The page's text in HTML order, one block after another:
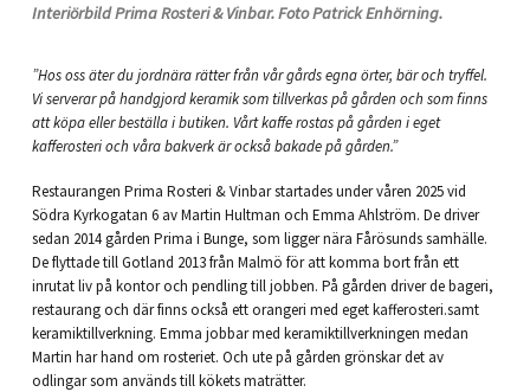
Interiörbild Prima Rosteri & Vinbar. Foto Patrick Enhörning.
”Hos oss äter du jordnära rätter från vår gårds egna örter, bär och tryffel.
Vi serverar på handgjord keramik som tillverkas på gården och som finns
att köpa eller beställa i butiken. Vårt kaffe rostas på gården i eget
kafferosteri och våra bakverk är också bakade på gården.”
Restaurangen Prima Rosteri & Vinbar startades under våren 2025 vid
Södra Kyrkogatan 6 av Martin Hultman och Emma Ahlström. De driver
sedan 2014 gården Prima i Bunge, som ligger nära Fårösunds samhälle.
De flyttade till Gotland 2013 från Malmö för att komma bort från ett
inrutat liv på kontor och pendling till jobben. På gården driver de bageri,
restaurang och där finns också ett orangeri med eget kafferosteri.samt
keramiktillverkning. Emma jobbar med keramiktillverkningen medan
Martin har hand om rosteriet. Och ute på gården grönskar det av
odlingar som används till kökets maträtter.